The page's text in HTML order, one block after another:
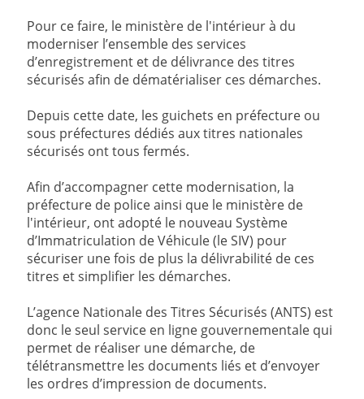
Pour ce faire, le ministère de l'intérieur à du
moderniser l’ensemble des services
d’enregistrement et de délivrance des titres
sécurisés afin de dématérialiser ces démarches.
Depuis cette date, les guichets en préfecture ou
sous préfectures dédiés aux titres nationales
sécurisés ont tous fermés.
Afin d’accompagner cette modernisation, la
préfecture de police ainsi que le ministère de
l'intérieur, ont adopté le nouveau Système
d’Immatriculation de Véhicule (le SIV) pour
sécuriser une fois de plus la délivrabilité de ces
titres et simplifier les démarches.
L’agence Nationale des Titres Sécurisés (ANTS) est
donc le seul service en ligne gouvernementale qui
permet de réaliser une démarche, de
télétransmettre les documents liés et d’envoyer
les ordres d’impression de documents.